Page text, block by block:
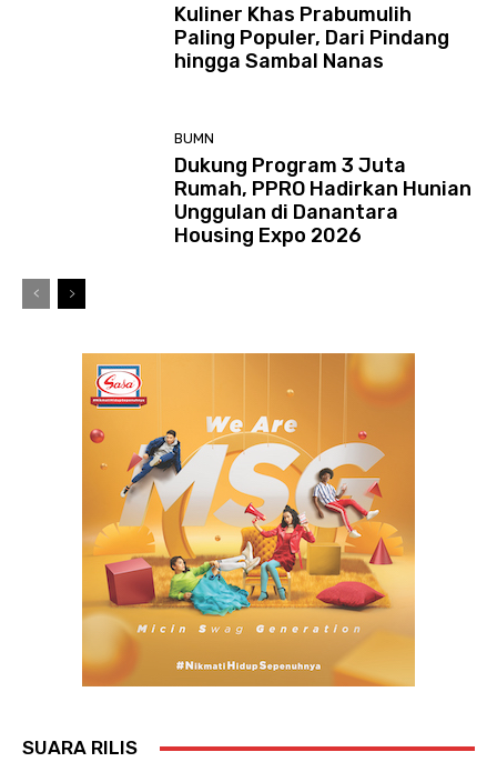
Kuliner Khas Prabumulih
Paling Populer, Dari Pindang
hingga Sambal Nanas
BUMN
Dukung Program 3 Juta
Rumah, PPRO Hadirkan Hunian
Unggulan di Danantara
Housing Expo 2026
SUARA RILIS